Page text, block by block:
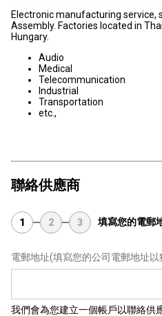
Electronic manufacturing service,
Assembly. Factories located in
Hungary.
Audio
Medical
Telecommunication
Industrial
Transportation
etc.,
聯絡供應商
1 2 3 填寫您的電郵
電郵地址(填寫您的公司電郵地址
我們會為您建立一個帳戶以聯絡供